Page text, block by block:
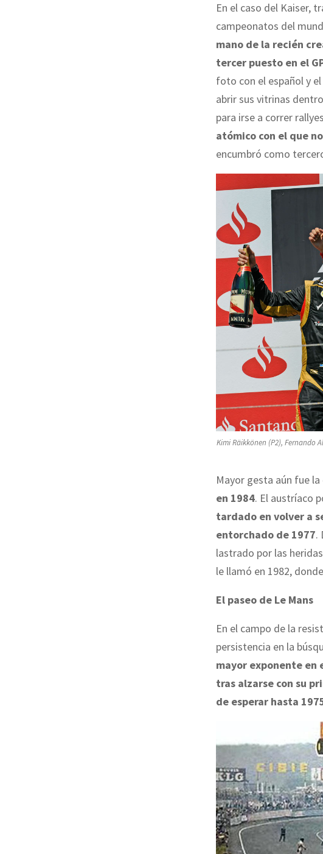
En el caso del Kaiser,
campeonatos del
mano de la recién
tercer puesto en el
foto con el español y
abrir sus vitrinas
para irse a correr
atómico con el que
encumbró como
Kimi Räikkönen (P2), Fernando
Mayor gesta aún fue la
en 1984. El austríaco
tardado en volver a
entorchado de 1977.
lastrado por las
le llamó en 1982,
El paseo de Le Mans
En el campo de la
persistencia en la
mayor exponente en
tras alzarse con su
de esperar hasta